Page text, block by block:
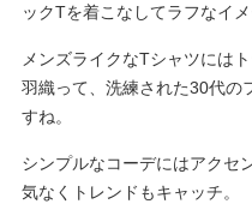
ックTを着こなしてラフなイメ
メンズライクなTシャツには
羽織って、洗練された30代の
すね。
シンプルなコーデにはアクセ
気なくトレンドもキャッチ。